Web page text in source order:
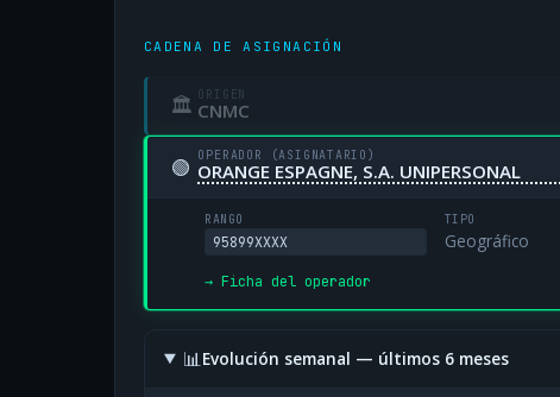
CADENA DE ASIGNACIÓN
🏛 ORIGEN
CNMC
🟢 OPERADOR (ASIGNATARIO)
ORANGE ESPAGNE, S.A. UNIPERSONAL
RANGO
95899XXXX
TIPO
Geográfico
→ Ficha del operador
📊Evolución semanal — últimos 6 meses